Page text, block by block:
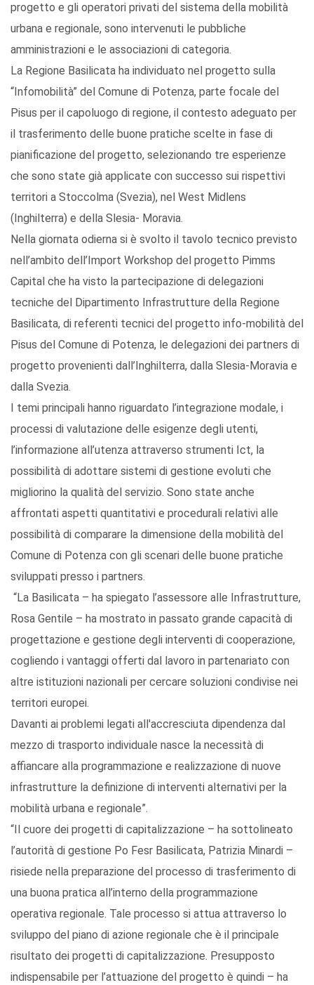
progetto e gli operatori privati del sistema della mobilità
urbana e regionale, sono intervenuti le pubbliche
amministrazioni e le associazioni di categoria.
La Regione Basilicata ha individuato nel progetto sulla
“Infomobilità” del Comune di Potenza, parte focale del
Pisus per il capoluogo di regione, il contesto adeguato per
il trasferimento delle buone pratiche scelte in fase di
pianificazione del progetto, selezionando tre esperienze
che sono state già applicate con successo sui rispettivi
territori a Stoccolma (Svezia), nel West Midlens
(Inghilterra) e della Slesia- Moravia.
Nella giornata odierna si è svolto il tavolo tecnico previsto
nell’ambito dell’Import Workshop del progetto Pimms
Capital che ha visto la partecipazione di delegazioni
tecniche del Dipartimento Infrastrutture della Regione
Basilicata, di referenti tecnici del progetto info-mobilità del
Pisus del Comune di Potenza, le delegazioni dei partners di
progetto provenienti dall’Inghilterra, dalla Slesia-Moravia e
dalla Svezia.
I temi principali hanno riguardato l’integrazione modale, i
processi di valutazione delle esigenze degli utenti,
l’informazione all’utenza attraverso strumenti Ict, la
possibilità di adottare sistemi di gestione evoluti che
migliorino la qualità del servizio. Sono state anche
affrontati aspetti quantitativi e procedurali relativi alle
possibilità di comparare la dimensione della mobilità del
Comune di Potenza con gli scenari delle buone pratiche
sviluppati presso i partners.
“La Basilicata – ha spiegato l’assessore alle Infrastrutture,
Rosa Gentile – ha mostrato in passato grande capacità di
progettazione e gestione degli interventi di cooperazione,
cogliendo i vantaggi offerti dal lavoro in partenariato con
altre istituzioni nazionali per cercare soluzioni condivise nei
territori europei.
Davanti ai problemi legati all'accresciuta dipendenza dal
mezzo di trasporto individuale nasce la necessità di
affiancare alla programmazione e realizzazione di nuove
infrastrutture la definizione di interventi alternativi per la
mobilità urbana e regionale”.
“Il cuore dei progetti di capitalizzazione – ha sottolineato
l’autorità di gestione Po Fesr Basilicata, Patrizia Minardi –
risiede nella preparazione del processo di trasferimento di
una buona pratica all’interno della programmazione
operativa regionale. Tale processo si attua attraverso lo
sviluppo del piano di azione regionale che è il principale
risultato dei progetti di capitalizzazione. Presupposto
indispensabile per l’attuazione del progetto è quindi – ha